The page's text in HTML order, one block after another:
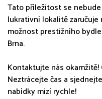
Tato příležitost se
lukrativní lokalitě
možnost prestižního
Brna.
Kontaktujte nás okamžitě!
Neztrácejte čas a
nabídky mizí rychle!